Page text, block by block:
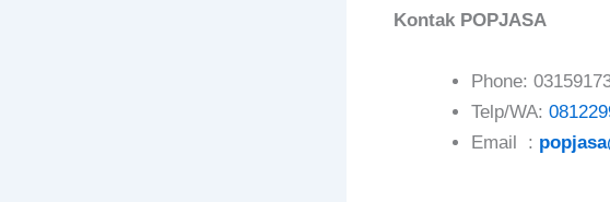
Kontak POPJASA
Phone:
Telp/WA:
Email :